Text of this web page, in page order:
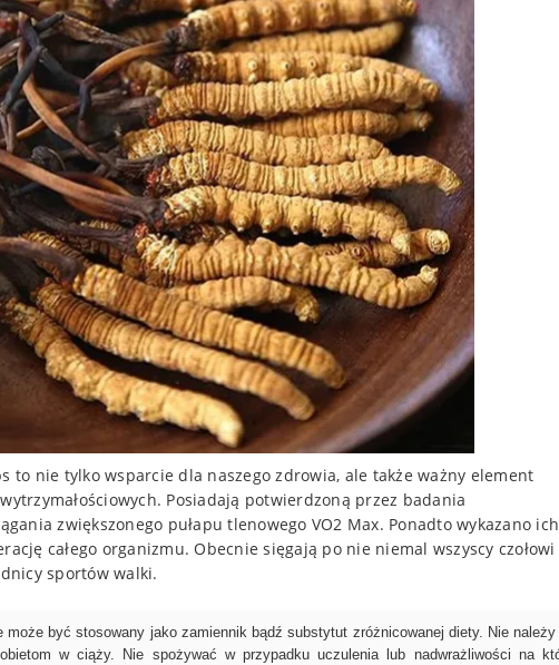
to nie tylko wsparcie dla naszego zdrowia, ale także ważny element
Posiadają potwierdzoną przez badania
zwiększonego pułapu tlenowego VO2 Max. Ponadto wykazano ich
całego organizmu. Obecnie sięgają po nie niemal wszyscy czołowi
sportów walki.